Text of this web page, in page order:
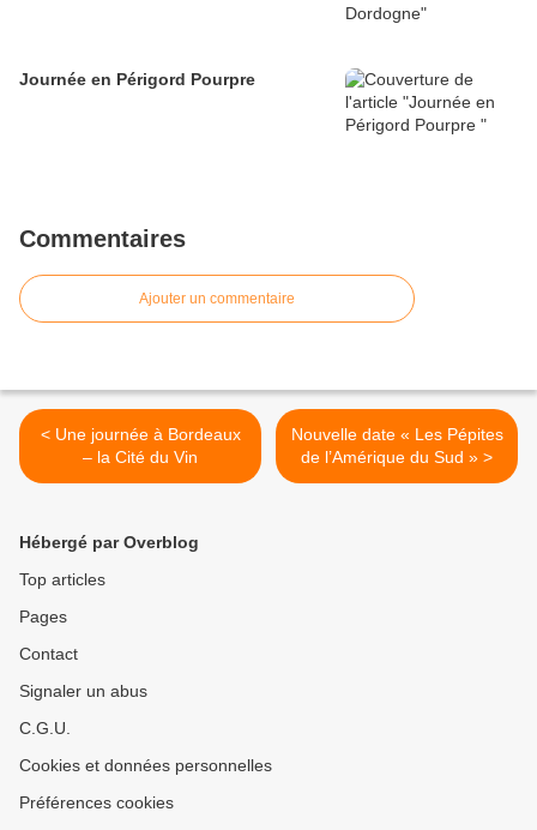
Journée en Périgord Pourpre
Commentaires
Ajouter un commentaire
< Une journée à Bordeaux
– la Cité du Vin
Nouvelle date « Les Pépites
de l’Amérique du Sud » >
Hébergé par Overblog
Top articles
Pages
Contact
Signaler un abus
C.G.U.
Cookies et données personnelles
Préférences cookies